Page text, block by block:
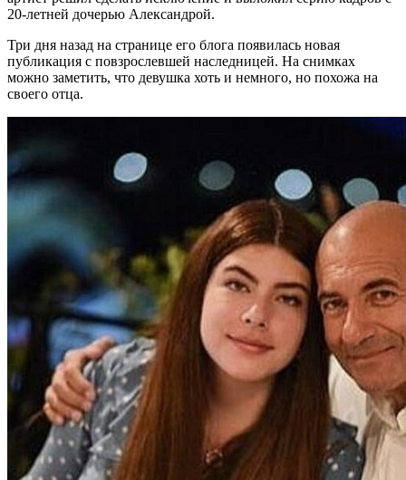
20-летней дочерью Александрой.
Три дня назад на странице его блога появилась новая
публикация с повзрослевшей наследницей. На снимках
можно заметить, что девушка хоть и немного, но похожа на
своего отца.